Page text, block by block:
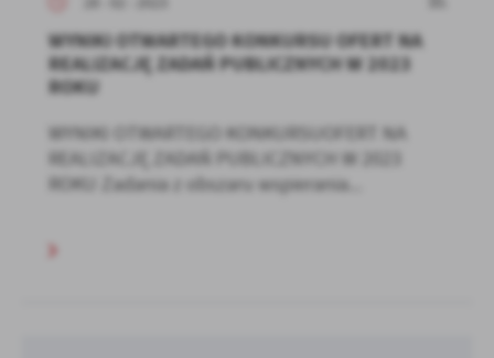
WYNIKI OTWARTEGO KONKURSU OFERT NA
REALIZACJĘ ZADAŃ PUBLICZNYCH W 2023
ROKU
WYNIKI OTWARTEGO KONKURSUOFERT NA
REALIZACJĘ ZADAŃ PUBLICZNYCH W 2023
ROKU Zadania z obszaru wspierania...